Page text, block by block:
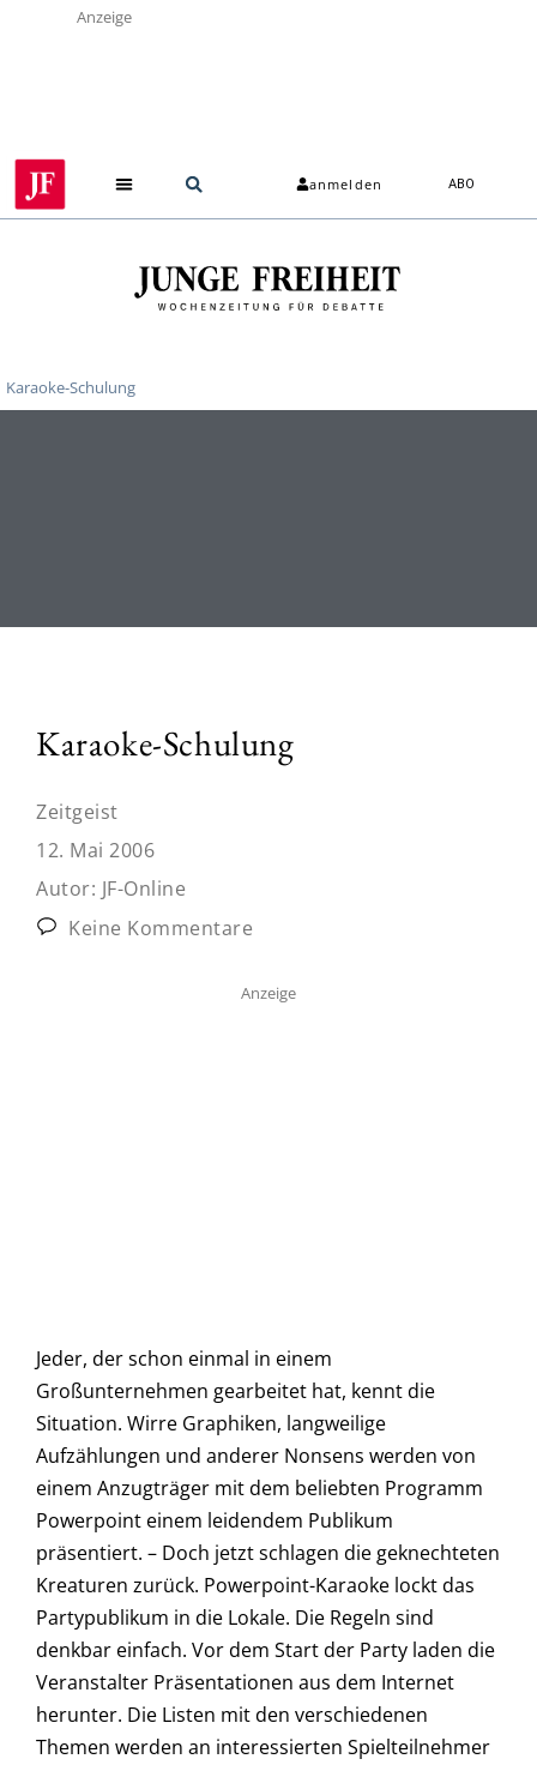
Anzeige
anmelden ABO
Karaoke-Schulung
Karaoke-Schulung
Zeitgeist
12. Mai 2006
Autor: JF-Online
Keine Kommentare
Anzeige
Jeder, der schon einmal in einem
Großunternehmen gearbeitet hat, kennt die
Situation. Wirre Graphiken, langweilige
Aufzählungen und anderer Nonsens werden von
einem Anzugträger mit dem beliebten Programm
Powerpoint einem leidendem Publikum
präsentiert. – Doch jetzt schlagen die geknechteten
Kreaturen zurück. Powerpoint-Karaoke lockt das
Partypublikum in die Lokale. Die Regeln sind
denkbar einfach. Vor dem Start der Party laden die
Veranstalter Präsentationen aus dem Internet
herunter. Die Listen mit den verschiedenen
Themen werden an interessierten Spielteilnehmer